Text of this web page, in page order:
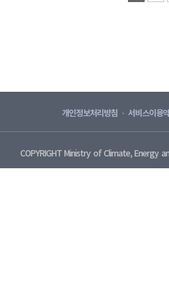
개인정보처리방침 서비스이용
COPYRIGHT Ministry of Climate, Energy